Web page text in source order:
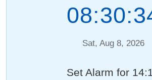
Sat, Aug 8, 2026
Set Alarm for